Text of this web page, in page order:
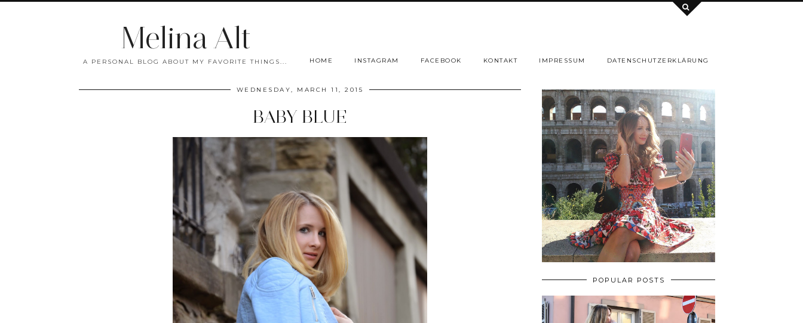
Melina Alt
A PERSONAL BLOG ABOUT MY FAVORITE THINGS... HOME INSTAGRAM FACEBOOK KONTAKT IMPRESSUM DATENSCHUTZERKLÄRUNG
WEDNESDAY, MARCH 11, 2015
BABY BLUE
POPULAR POSTS